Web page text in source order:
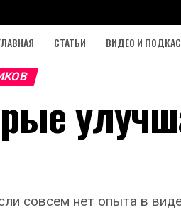
СТАТЬИ ВИДЕО И
совсем нет опыта в